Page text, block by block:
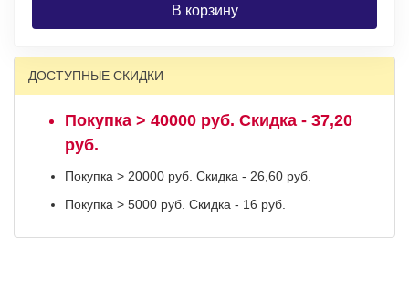
В корзину
ДОСТУПНЫЕ СКИДКИ
Покупка > 40000 руб. Скидка - 37,20
руб.
Покупка > 20000 руб. Скидка - 26,60 руб.
Покупка > 5000 руб. Скидка - 16 руб.